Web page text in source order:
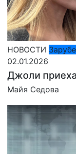
НОВОСТИ
02.01.2026
Джоли
Майя Седова